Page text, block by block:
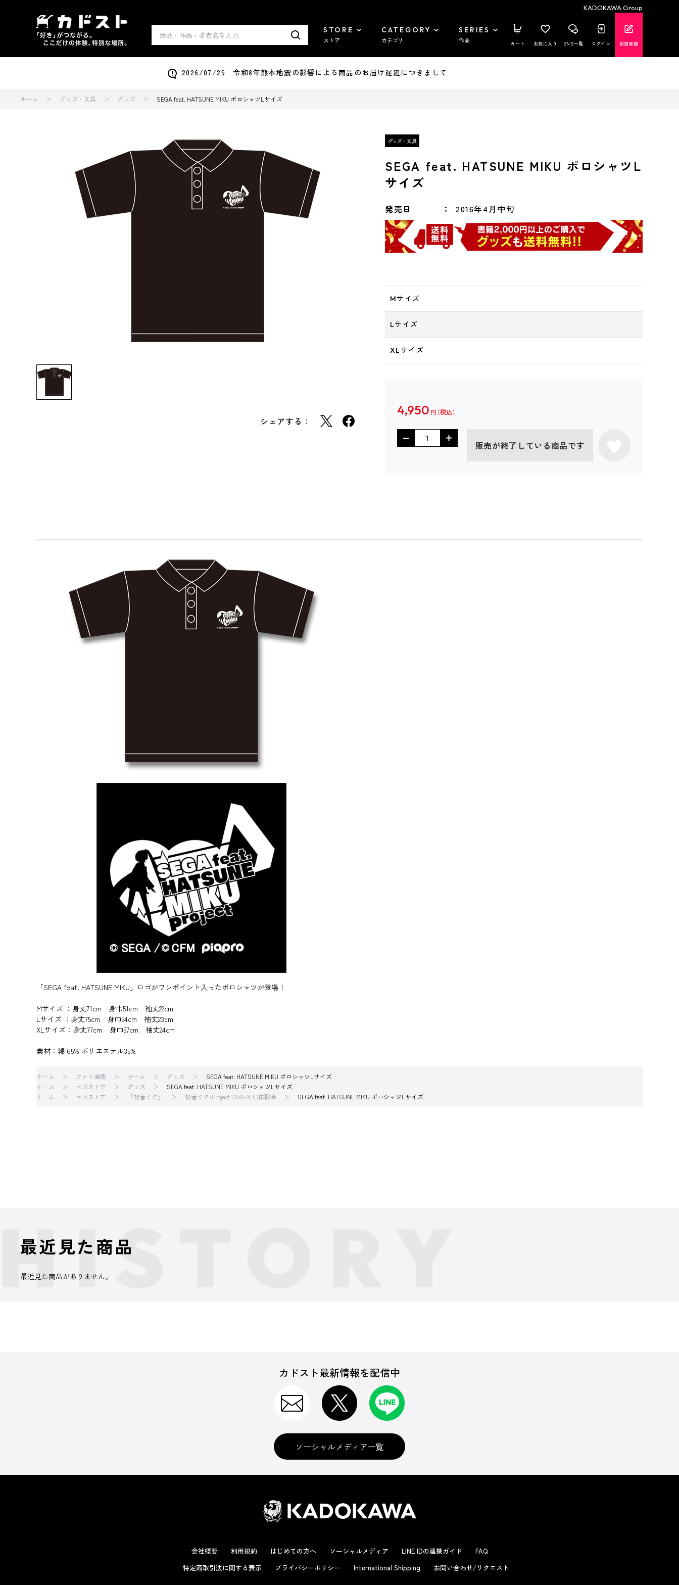
KADOKAWA Group
STORE
ストア
CATEGORY
カテゴリ
SERIES
作品 カート お気に入り SNS一覧 ログイン 新規登録
2026/07/29 令和8年熊本地震の影響による商品のお届け遅延につきまして
ホーム グッズ・文具 グッズ SEGA feat. HATSUNE MIKU ポロシャツLサイズ
シェアする：
SEGA feat. HATSUNE MIKU ポロシャツL
サイズ
発売日 2016年4月中旬
Mサイズ
Lサイズ
XLサイズ
4,950 円
販売が終了している商品です
「SEGA feat. HATSUNE MIKU」ロゴがワンポイント入ったポロシャツが登場！
Mサイズ ：身丈71cm 身巾51cm 袖丈22cm
Lサイズ ：身丈75cm 身巾54cm 袖丈23cm
XLサイズ：身丈77cm 身巾57cm 袖丈24cm
素材：綿 65% ポリエステル35%
ホーム ファミ通販 ゲーム グッズ
SEGA feat. HATSUNE MIKU ポロシャツLサイズ
ホーム
セガストア グッズ
SEGA feat. HATSUNE MIKU ポロシャツLサイズ
ホーム
セガストア 『初音ミク』 初音ミク-Project DIVA-XHD体験会 SEGA feat. HATSUNE MIKU ポロシャツLサイズ
最近見た商品
最近見た商品がありません。
カドスト最新情報を配信中
ソーシャルメディア一覧
会社概要 利用規約 はじめての方へ ソーシャルメディア LINE IDの連携ガイド
FAQ
特定商取引法に関する表示
プライバシーポリシー International Shipping お問い合わせ/リクエスト